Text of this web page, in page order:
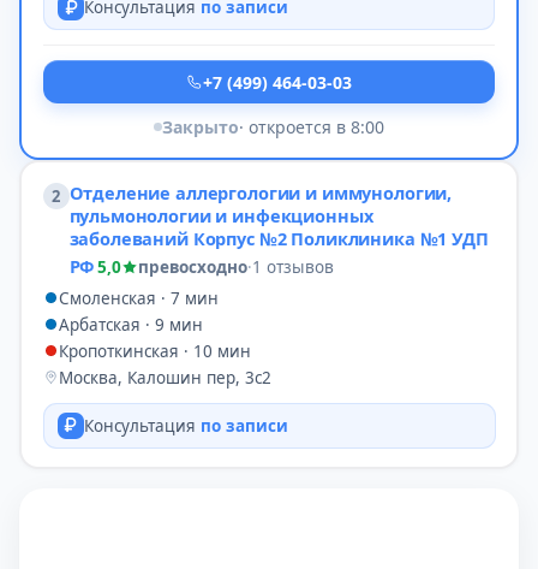
Консультация по записи
+7 (499) 464-03-03
Закрыто· откроется в 8:00
2 Отделение аллергологии и иммунологии,
пульмонологии и инфекционных
заболеваний Корпус №2 Поликлиника №1 УДП
РФ5,0 превосходно·1 отзывов
Смоленская · 7 мин
Арбатская · 9 мин
Кропоткинская · 10 мин
Москва, Калошин пер, 3с2
Консультация по записи